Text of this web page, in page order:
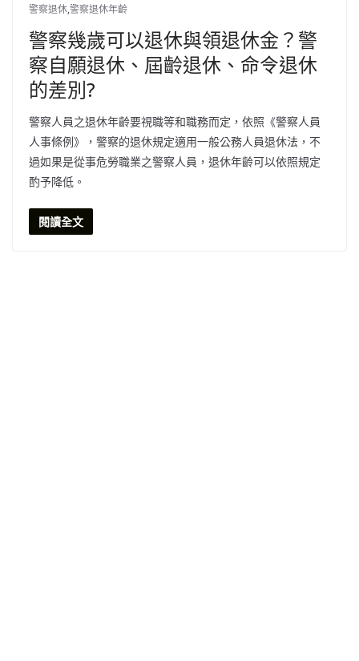
警察退休,警察退休年齡
警察幾歲可以退休與領退休金？警
察自願退休、屆齡退休、命令退休
的差別?
警察人員之退休年齡要視職等和職務而定，依照《警察人員
人事條例》，警察的退休規定適用一般公務人員退休法，不
過如果是從事危勞職業之警察人員，退休年齡可以依照規定
酌予降低。
閱讀全文